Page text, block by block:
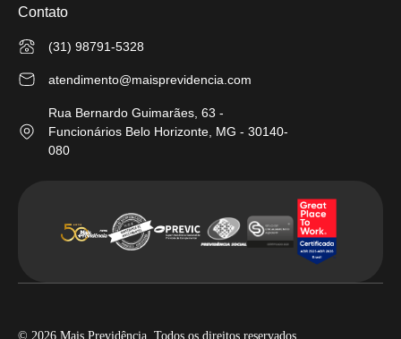
Contato
(31) 98791-5328
atendimento@maisprevidencia.com
Rua Bernardo Guimarães, 63 -
Funcionários Belo Horizonte, MG - 30140-
080
© 2026 Mais Previdência. Todos os direitos reservados.